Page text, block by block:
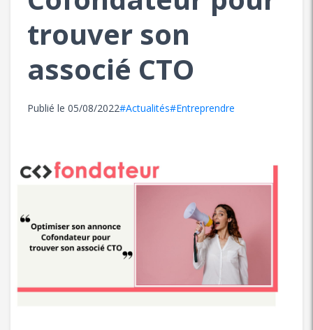
trouver son
associé CTO
Publié le 05/08/2022#Actualités#Entreprendre